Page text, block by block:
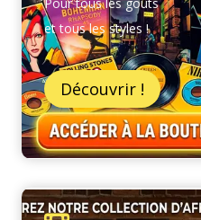
et tous les styles !
Découvrir !